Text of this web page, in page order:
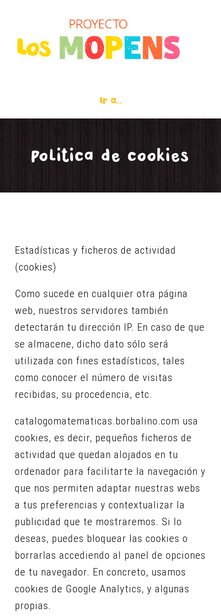
contenido
Ir a...
Politica de cookies
Estadísticas y ficheros de actividad
(cookies)
Como sucede en cualquier otra página
web, nuestros servidores también
detectarán tu dirección IP. En caso de que
se almacene, dicho dato sólo será
utilizada con fines estadísticos, tales
como conocer el número de visitas
recibidas, su procedencia, etc.
catalogomatematicas.borbalino.com usa
cookies, es decir, pequeños ficheros de
actividad que quedan alojados en tu
ordenador para facilitarte la navegación y
que nos permiten adaptar nuestras webs
a tus preferencias y contextualizar la
publicidad que te mostraremos. Si lo
deseas, puedes bloquear las cookies o
borrarlas accediendo al panel de opciones
de tu navegador. En concreto, usamos
cookies de Google Analytics, y algunas
propias.